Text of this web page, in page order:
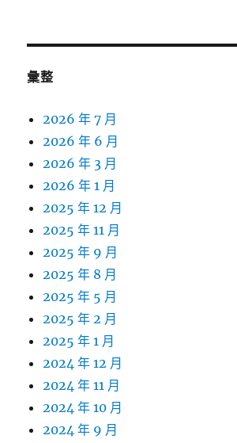
彙整
2026 年 7 月
2026 年 6 月
2026 年 3 月
2026 年 1 月
2025 年 12 月
2025 年 11 月
2025 年 9 月
2025 年 8 月
2025 年 5 月
2025 年 2 月
2025 年 1 月
2024 年 12 月
2024 年 11 月
2024 年 10 月
2024 年 9 月